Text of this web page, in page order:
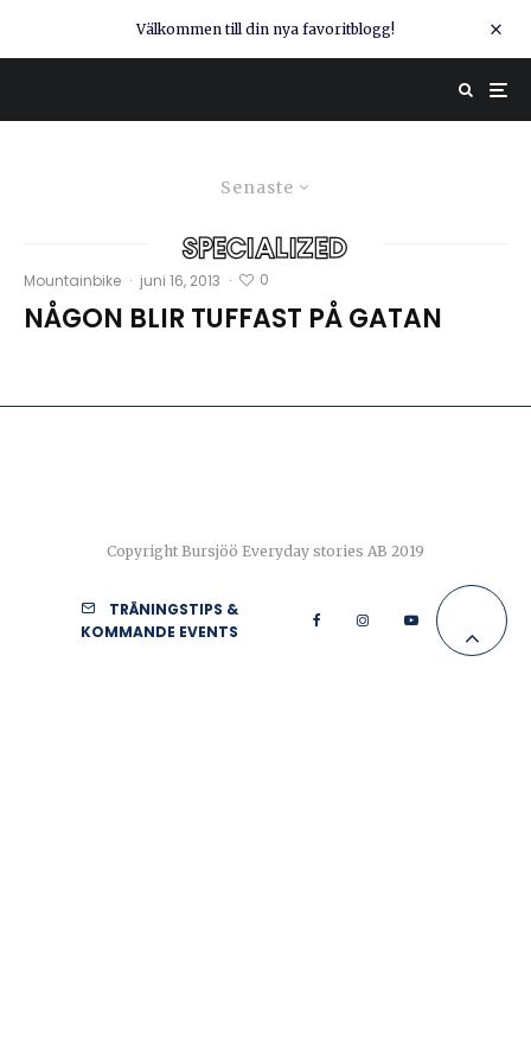
Välkommen till din nya favoritblogg!
Senaste
specialized
Mountainbike · juni 16, 2013 · 0
NÅGON BLIR TUFFAST PÅ GATAN
Copyright Bursjöö Everyday stories AB 2019
TRÄNINGSTIPS &
KOMMANDE EVENTS